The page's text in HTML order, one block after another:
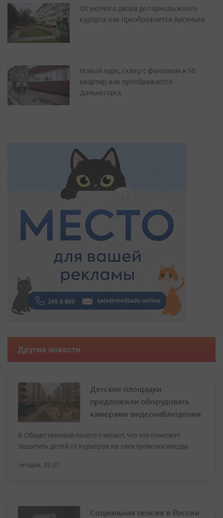
От уютного двора до горнолыжного
курорта: как преображается Арсеньев
Новый парк, сквер с фонтаном и 50
квартир: как преображается
Дальнегорск
Другие новости
Детские площадки
предложили оборудовать
камерами видеонаблюдения
В Общественной палате считают, что это поможет
защитить детей от курьеров на электровелосипедах
сегодня, 02:31
Социальная пенсия в России